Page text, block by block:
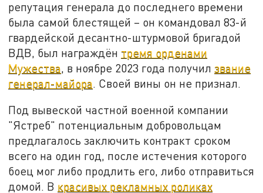
репутация генерала до последнего времени
была самой блестящей – он командовал 83-й
гвардейской десантно-штурмовой бригадой
ВДВ, был награждён тремя орденами
Мужества, в ноябре 2023 года получилзвание
генерал-майора. Своей вины он не признал.
Под вывеской частной военной компании
"Ястреб" потенциальным добровольцам
предлагалось заключить контракт сроком
всего на один год, после истечения которого
боец мог либо продлить его, либо отправиться
домой. В красивых рекламных роликах